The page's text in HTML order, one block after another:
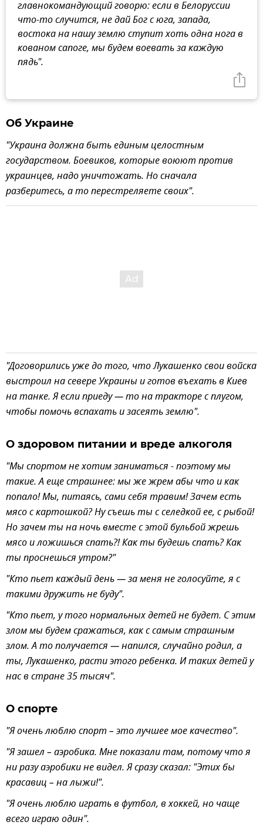
главнокомандующий говорю: если в Белоруссии
что-то случится, не дай Бог с юга, запада,
востока на нашу землю ступит хоть одна нога в
кованом сапоге, мы будем воевать за каждую
пядь".
Об Украине
"Украина должна быть единым целостным
государством. Боевиков, которые воюют против
украинцев, надо уничтожать. Но сначала
разберитесь, а то перестреляете своих".
"Договорились уже до того, что Лукашенко свои войска
выстроил на севере Украины и готов въехать в Киев
на танке. Я если приеду — то на тракторе с плугом,
чтобы помочь вспахать и засеять землю".
О здоровом питании и вреде алкоголя
"Мы спортом не хотим заниматься - поэтому мы
такие. А еще страшнее: мы же жрем абы что и как
попало! Мы, питаясь, сами себя травим! Зачем есть
мясо с картошкой? Ну съешь ты с селедкой ее, с рыбой!
Но зачем ты на ночь вместе с этой бульбой жрешь
мясо и ложишься спать?! Как ты будешь спать? Как
ты проснешься утром?"
"Кто пьет каждый день — за меня не голосуйте, я с
такими дружить не буду".
"Кто пьет, у того нормальных детей не будет. С этим
злом мы будем сражаться, как с самым страшным
злом. А то получается — напился, случайно родил, а
ты, Лукашенко, расти этого ребенка. И таких детей у
нас в стране 35 тысяч".
О спорте
"Я очень люблю спорт – это лучшее мое качество".
"Я зашел – аэробика. Мне показали там, потому что я
ни разу аэробики не видел. Я сразу сказал: "Этих бы
красавиц – на лыжи!".
"Я очень люблю играть в футбол, в хоккей, но чаще
всего играю один".